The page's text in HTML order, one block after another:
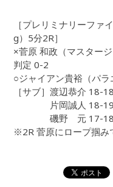
［プレリミナリーファ
g）5分2R］
×菅原 和政（マスター
判定 0-2
○ジャイアン貴裕（パ
［サブ］渡辺恭介 18-
片岡誠人 18-19（
磯野 元 17-18（
※2R 菅原にロープ掴み